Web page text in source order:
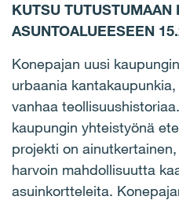
KUTSU TUTUSTUMAAN
ASUNTOALUEESEEN
Konepajan uusi
urbaania
vanhaa
kaupungin yhteistyönä
projekti on
harvoin mahdollisuutta
asuinkortteleita.